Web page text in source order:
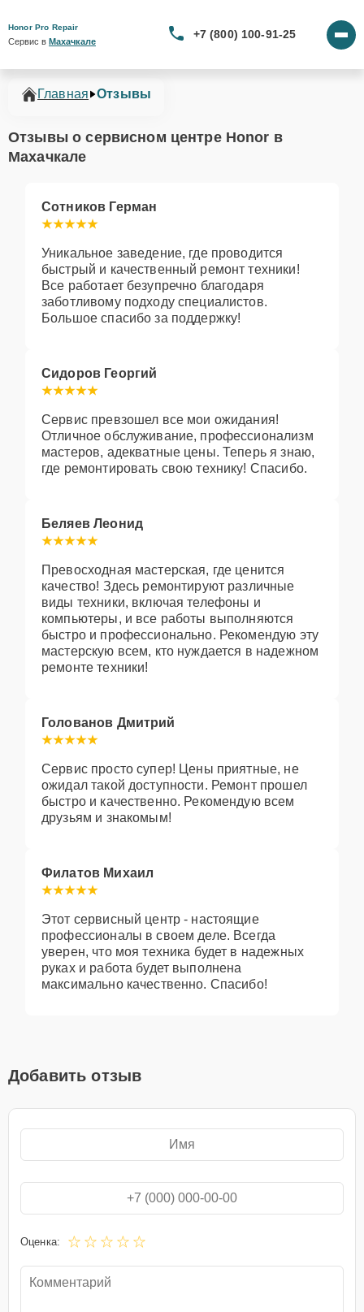
Honor Pro Repair
Сервис в Махачкале
+7 (800) 100-91-25
Главная Отзывы
Отзывы о сервисном центре Honor в
Махачкале
Сотников Герман
Уникальное заведение, где проводится
быстрый и качественный ремонт техники!
Все работает безупречно благодаря
заботливому подходу специалистов.
Большое спасибо за поддержку!
Сидоров Георгий
Сервис превзошел все мои ожидания!
Отличное обслуживание, профессионализм
мастеров, адекватные цены. Теперь я знаю,
где ремонтировать свою технику! Спасибо.
Беляев Леонид
Превосходная мастерская, где ценится
качество! Здесь ремонтируют различные
виды техники, включая телефоны и
компьютеры, и все работы выполняются
быстро и профессионально. Рекомендую эту
мастерскую всем, кто нуждается в надежном
ремонте техники!
Голованов Дмитрий
Сервис просто супер! Цены приятные, не
ожидал такой доступности. Ремонт прошел
быстро и качественно. Рекомендую всем
друзьям и знакомым!
Филатов Михаил
Этот сервисный центр - настоящие
профессионалы в своем деле. Всегда
уверен, что моя техника будет в надежных
руках и работа будет выполнена
максимально качественно. Спасибо!
Добавить отзыв
Оценка: